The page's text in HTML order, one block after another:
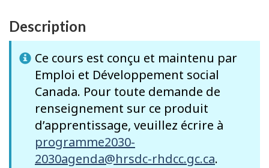
Description
Ce cours est conçu et maintenu par
Emploi et Développement social
Canada. Pour toute demande de
renseignement sur ce produit
d’apprentissage, veuillez écrire à
programme2030-
2030agenda@hrsdc-rhdcc.gc.ca.